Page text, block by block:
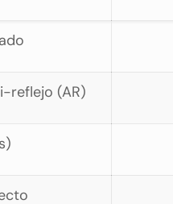
reflejo (AR)